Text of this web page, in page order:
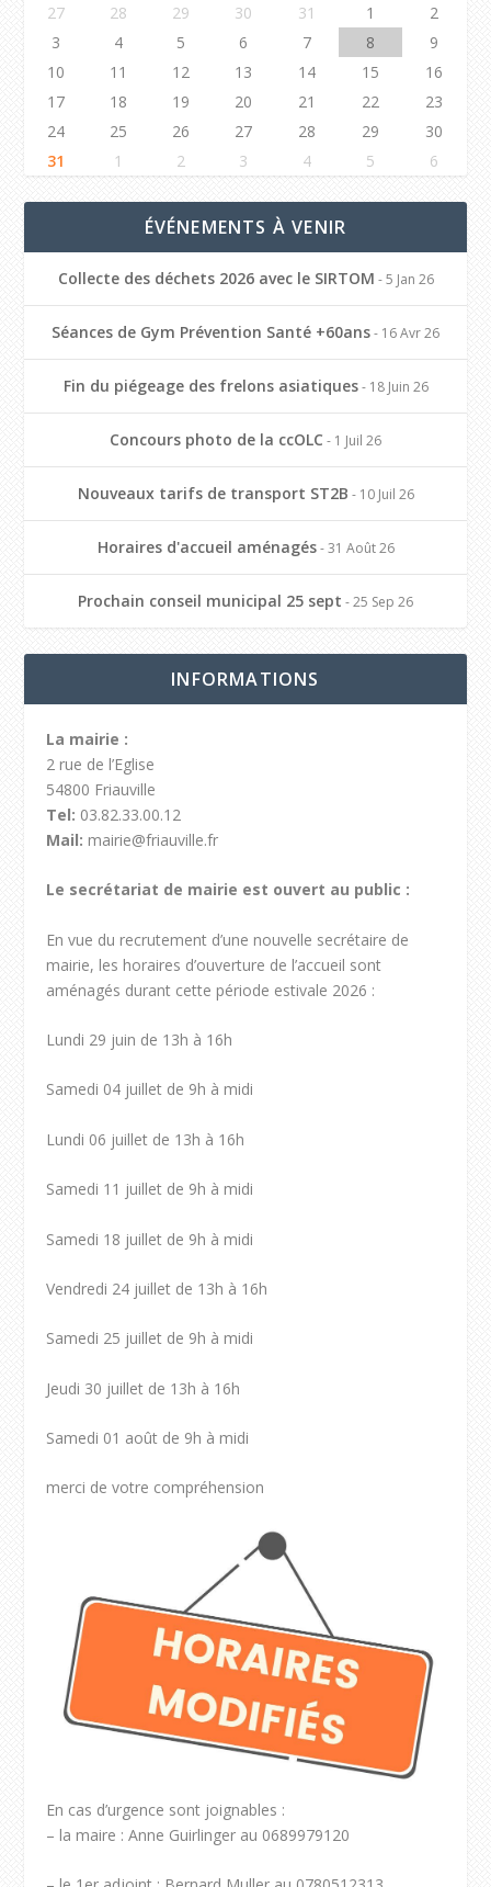
27
28 29 30 31 1
2
3
4 5 6 7 8
9
10
11 12 13 14 15
16
17
18 19 20 21 22
23
24
25 26 27 28 29
30
31
1 2 3 4 5 6
ÉVÉNEMENTS À VENIR
Collecte des déchets 2026 avec le SIRTOM - 5 Jan 26
Séances de Gym Prévention Santé +60ans- 16 Avr 26
Fin du piégeage des frelons asiatiques- 18 Juin 26
Concours photo de la ccOLC - 1 Juil 26
Nouveaux tarifs de transport ST2B - 10 Juil 26
Horaires d'accueil aménagés- 31 Août 26
Prochain conseil municipal 25 sept - 25 Sep 26
INFORMATIONS
La mairie :
2 rue de l’Eglise
54800 Friauville
Tel: 03.82.33.00.12
Mail: mairie@friauville.fr
Le secrétariat de mairie est ouvert au public :
En vue du recrutement d’une nouvelle secrétaire de
mairie, les horaires d’ouverture de l’accueil sont
aménagés durant cette période estivale 2026 :
Lundi 29 juin de 13h à 16h
Samedi 04 juillet de 9h à midi
Lundi 06 juillet de 13h à 16h
Samedi 11 juillet de 9h à midi
Samedi 18 juillet de 9h à midi
Vendredi 24 juillet de 13h à 16h
Samedi 25 juillet de 9h à midi
Jeudi 30 juillet de 13h à 16h
Samedi 01 août de 9h à midi
merci de votre compréhension
En cas d’urgence sont joignables :
– la maire : Anne Guirlinger au 0689979120